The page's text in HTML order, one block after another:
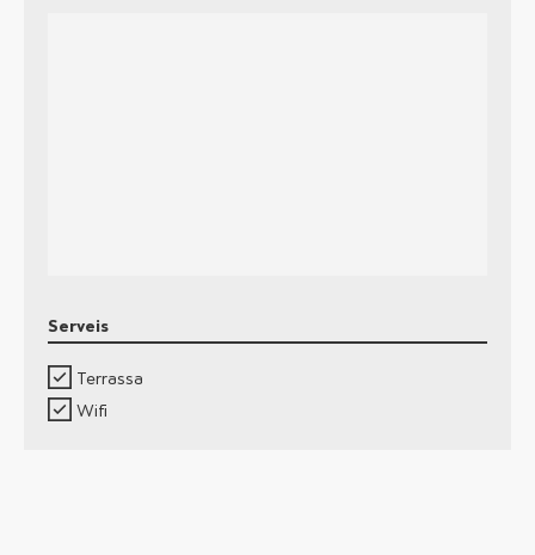
Serveis
Terrassa
Wifi